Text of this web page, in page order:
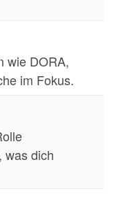
wie DORA,
im Fokus.
was dich